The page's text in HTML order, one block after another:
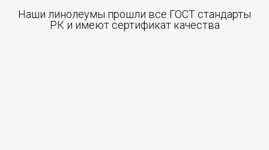
Наши линолеумы прошли все ГОСТ стандарты
РК и имеют сертификат качества